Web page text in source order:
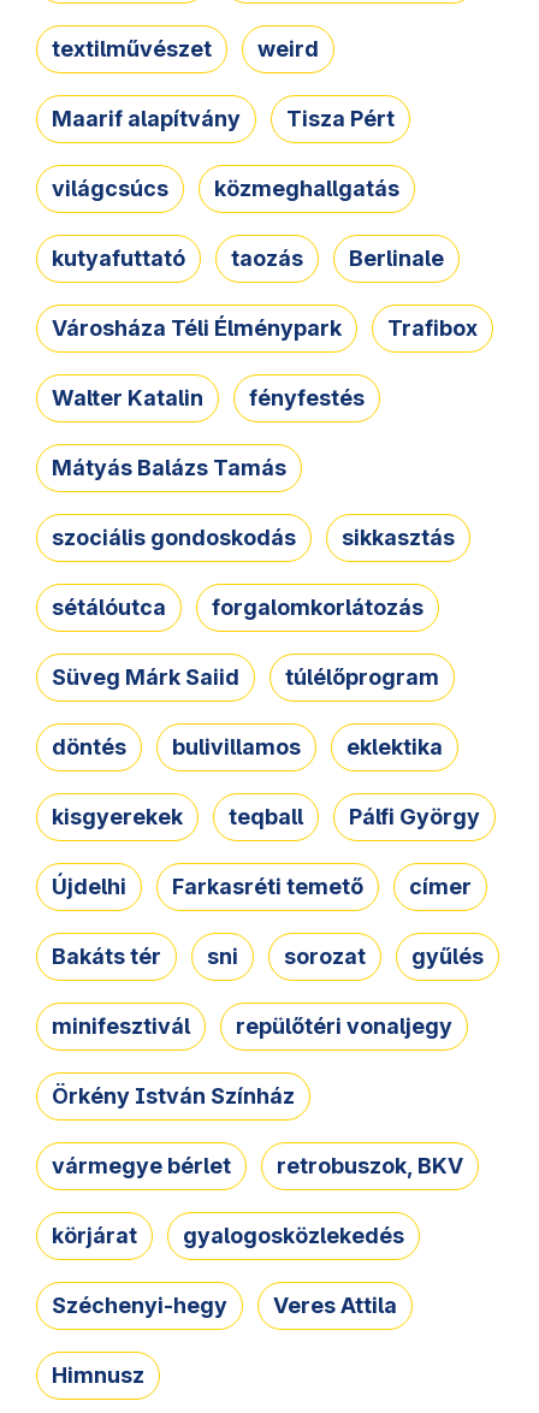
textilművészet weird
Maarif alapítvány Tisza Pért
világcsúcs közmeghallgatás
kutyafuttató taozás Berlinale
Városháza Téli Élménypark Trafibox
Walter Katalin fényfestés
Mátyás Balázs Tamás
szociális gondoskodás sikkasztás
sétálóutca forgalomkorlátozás
Süveg Márk Saiid túlélőprogram
döntés bulivillamos eklektika
kisgyerekek teqball Pálfi György
Újdelhi Farkasréti temető címer
Bakáts tér sni sorozat gyűlés
minifesztivál repülőtéri vonaljegy
Örkény István Színház
vármegye bérlet retrobuszok, BKV
körjárat gyalogosközlekedés
Széchenyi-hegy Veres Attila
Himnusz